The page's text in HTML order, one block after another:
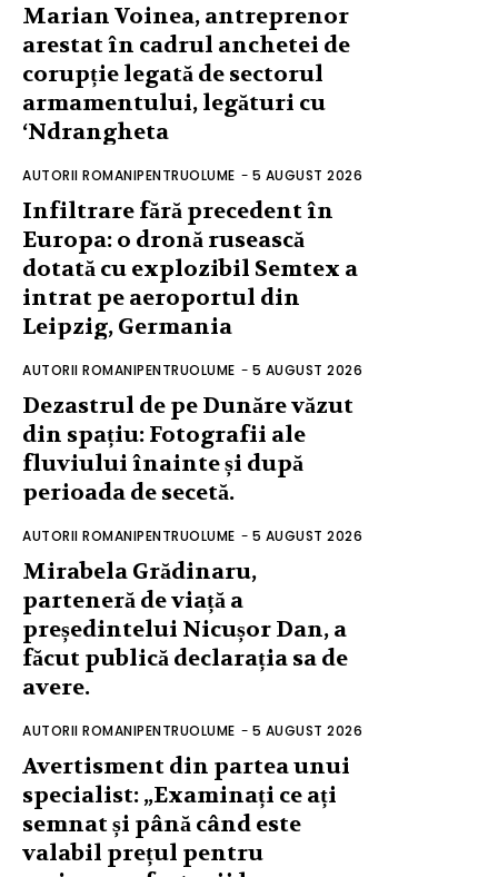
Marian Voinea, antreprenor
arestat în cadrul anchetei de
corupție legată de sectorul
armamentului, legături cu
‘Ndrangheta
AUTORII ROMANIPENTRUOLUME - 5 AUGUST 2026
Infiltrare fără precedent în
Europa: o dronă rusească
dotată cu explozibil Semtex a
intrat pe aeroportul din
Leipzig, Germania
AUTORII ROMANIPENTRUOLUME - 5 AUGUST 2026
Dezastrul de pe Dunăre văzut
din spațiu: Fotografii ale
fluviului înainte și după
perioada de secetă.
AUTORII ROMANIPENTRUOLUME - 5 AUGUST 2026
Mirabela Grădinaru,
parteneră de viață a
președintelui Nicușor Dan, a
făcut publică declarația sa de
avere.
AUTORII ROMANIPENTRUOLUME - 5 AUGUST 2026
Avertisment din partea unui
specialist: „Examinați ce ați
semnat și până când este
valabil prețul pentru